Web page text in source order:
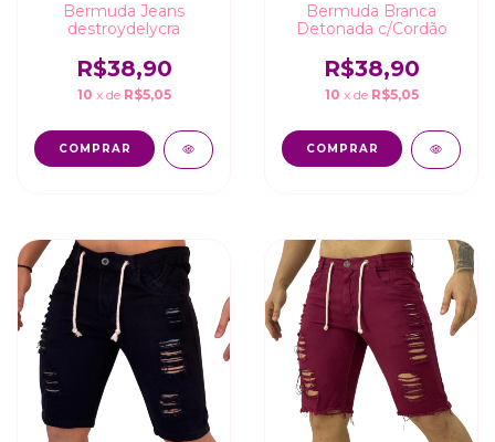
Bermuda Jeans
destroydelycra
R$38,90
10 x de R$5,05
COMPRAR
Bermuda Branca
Detonada c/Cordão
R$38,90
10 x de R$5,05
COMPRAR